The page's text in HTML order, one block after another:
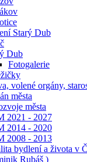
Starý Dub
Dub
Fotogalerie
volené orgány,
města
města
2021 - 2027
2014 - 2020
2008 - 2013
bydlení a života v
Rubáš )